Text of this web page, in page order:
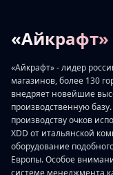
«Айкрафт»
«Айкрафт» - лидер
магазинов, более 130
внедряет новейшие
производственную
производству очков
XDD от итальянской
оборудование
Европы. Особое
системе менеджмента